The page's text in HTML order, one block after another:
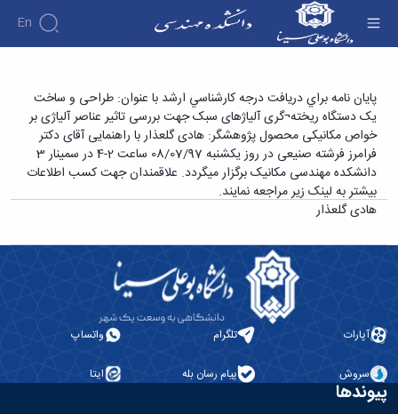
En
دانشکده
درباره
دانشکده
تاریخچه
ریاست
دانشکده
روسای
پیشین
سازمان
دانشکده
معاونت
آموزشی
معاونت
آموزش
دوره
کارشناسی
فرم
ها
و
آئین
آیین‌نامه‌های
تحصیلات
تکمیلی
ها
و
پژوهش
پژوهش
هفته
پژوهش
کارگاه ها
ها
گروه
گروه
مواد
اساتید
اساتید
دانشکده
اساتید
آموزشی
گروه
آموزشی
مهندسی
مهندسی
صنایع
پایان نامه برای دریافت درجه کارشناسی ارشد با
عنوان: طراحی و ساخت یک دستگاه ریخته¬گری
آلیاژهای سبک جهت بررسی تاثیر عناصر آلیاژی بر
خواص مکانیکی محصول پژوهشگر: هادی گلعذار -
دانشکده فنی و مهندسی
پايان نامه براي دريافت درجه كارشناسي ارشد با عنوان: طراحی و ساخت
یک دستگاه ریخته¬گری آلیاژهای سبک جهت بررسی تاثیر عناصر آلیاژی بر
خواص مکانیکی محصول پژوهشگر: هادی گلعذار با راهنمایی آقای دکتر
فرامرز فرشته صنیعی در روز یکشنبه 08/07/97 ساعت 2-4 در سمینار 3
دانشکده مهندسی مکانیک برگزار میگردد. علاقمندان جهت کسب اطلاعات
بیشتر به لینک زیر مراجعه نمایند.
هادی گلعذار
آپارات تلگرام واتساپ
سروش پیام رسان بله ایتا
پیوندها